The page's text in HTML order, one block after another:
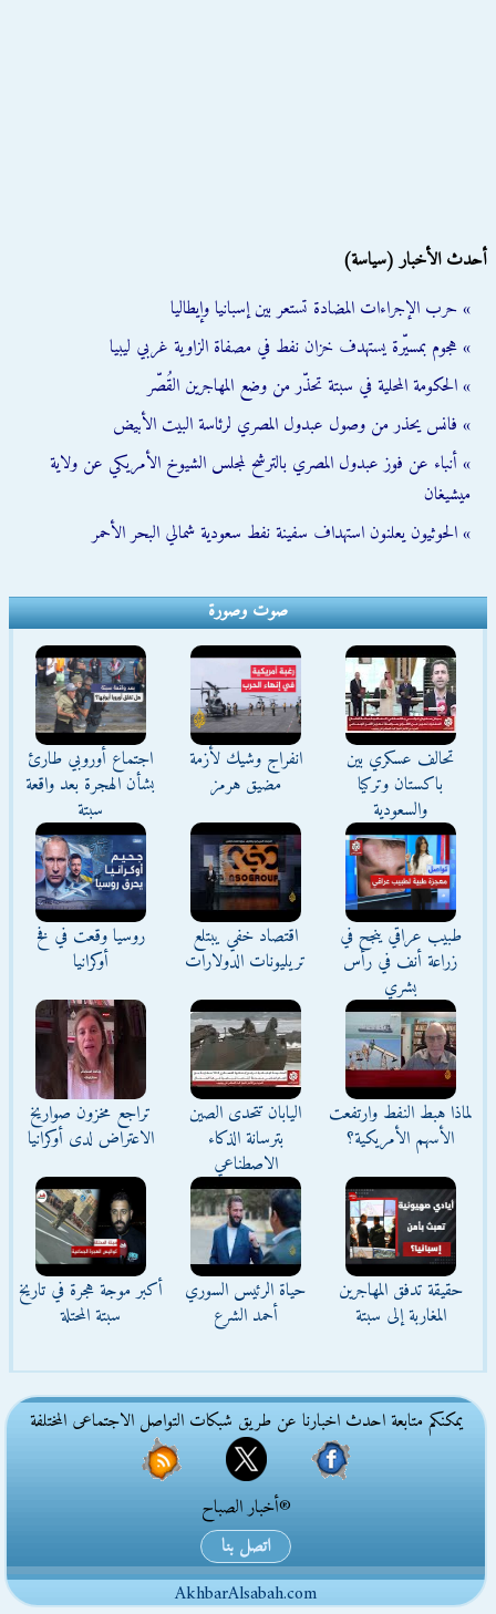
أحدث الأخبار (سياسة)
» حرب الإجراءات المضادة تستعر بين إسبانيا وإيطاليا
» هجوم بمسيّرة يستهدف خزان نفط في مصفاة الزاوية غربي ليبيا
» الحكومة المحلية في سبتة تحذّر من وضع المهاجرين القُصّر
» فانس يحذر من وصول عبدول المصري لرئاسة البيت الأبيض
» أنباء عن فوز عبدول المصري بالترشح لمجلس الشيوخ الأمريكي عن ولاية
ميشيغان
» الحوثيون يعلنون استهداف سفينة نفط سعودية شمالي البحر الأحمر
صوت وصورة
تحالف عسكري بين
باكستان وتركيا
والسعودية
انفراج وشيك لأزمة
مضيق هرمز
اجتماع أوروبي طارئ
بشأن الهجرة بعد واقعة
سبتة
طبيب عراقي ينجح في
زراعة أنف في رأس
بشري
اقتصاد خفي يبتلع
تريليونات الدولارات
روسيا وقعت في فخ
أوكرانيا
لماذا هبط النفط وارتفعت
الأسهم الأمريكية؟
اليابان تتحدى الصين
بترسانة الذكاء
الاصطناعي
تراجع مخزون صواريخ
الاعتراض لدى أوكرانيا
حقيقة تدفق المهاجرين
المغاربة إلى سبتة
حياة الرئيس السوري
أحمد الشرع
أكبر موجة هجرة في تاريخ
سبتة المحتلة
يمكنكم متابعة احدث اخبارنا عن طريق شبكات التواصل الاجتماعى المختلفة
®أخبار الصباح
اتصل بنا
AkhbarAlsabah.com